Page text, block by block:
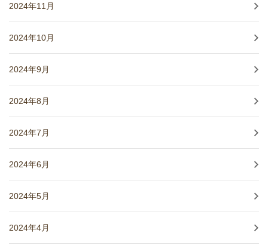
2024年11月
2024年10月
2024年9月
2024年8月
2024年7月
2024年6月
2024年5月
2024年4月